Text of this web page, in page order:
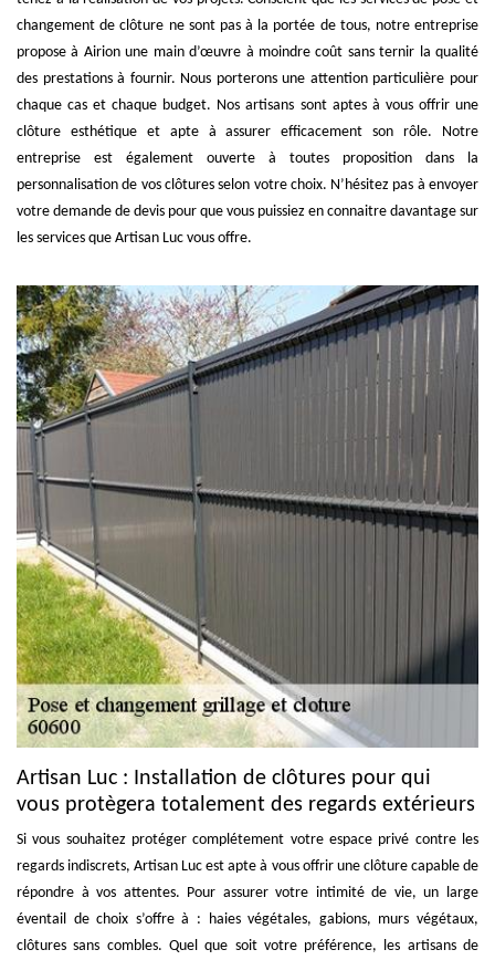
changement de clôture ne sont pas à la portée de tous, notre entreprise
propose à Airion une main d’œuvre à moindre coût sans ternir la qualité
des prestations à fournir. Nous porterons une attention particulière pour
chaque cas et chaque budget. Nos artisans sont aptes à vous offrir une
clôture esthétique et apte à assurer efficacement son rôle. Notre
entreprise est également ouverte à toutes proposition dans la
personnalisation de vos clôtures selon votre choix. N’hésitez pas à envoyer
votre demande de devis pour que vous puissiez en connaitre davantage sur
les services que Artisan Luc vous offre.
Artisan Luc : Installation de clôtures pour qui
vous protègera totalement des regards extérieurs
Si vous souhaitez protéger complétement votre espace privé contre les
regards indiscrets, Artisan Luc est apte à vous offrir une clôture capable de
répondre à vos attentes. Pour assurer votre intimité de vie, un large
éventail de choix s’offre à : haies végétales, gabions, murs végétaux,
clôtures sans combles. Quel que soit votre préférence, les artisans de